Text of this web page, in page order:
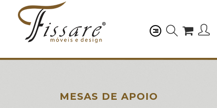
MESAS DE APOIO